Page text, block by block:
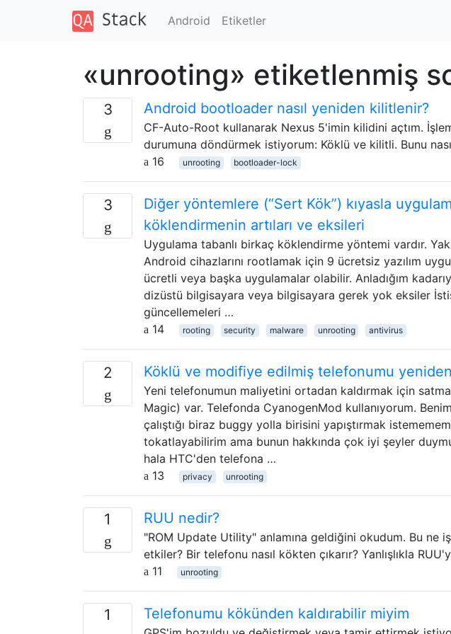
Android Etiketler
«unrooting» etiketlenmiş
3 Android bootloader nasıl yeniden kilitlenir?
CF-Auto-Root kullanarak Nexus 5'imin kilidini açtım.
durumuna döndürmek istiyorum: Köklü ve kilitli. Bunu
16
unrooting bootloader-lock
3
Diğer yöntemlere (“Sert Kök”) kıyasla
köklendirmenin artıları ve eksileri
Uygulama tabanlı birkaç köklendirme yöntemi vardır.
Android cihazlarını rootlamak için 9 ücretsiz yazılım
ücretli veya başka uygulamalar olabilir. Anladığım
dizüstü bilgisayara veya bilgisayara gerek yok eksiler
güncellemeleri …
14
rooting security malware unrooting antivirus
2 Köklü ve modifiye edilmiş telefonumu yeniden
Yeni telefonumun maliyetini ortadan kaldırmak için
Magic) var. Telefonda CyanogenMod kullanıyorum.
çalıştığı biraz buggy yolla birisini yapıştırmak
tokatlayabilirim ama bunun hakkında çok iyi şeyler
hala HTC'den telefona …
13
privacy unrooting
1 RUU nedir?
"ROM Update Utility" anlamına geldiğini okudum. Bu ne
etkiler? Bir telefonu nasıl kökten çıkarır? Yanlışlıkla
11
unrooting
1 Telefonumu kökünden kaldırabilir miyim